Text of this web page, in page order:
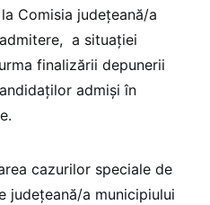
Comisia județeană/a
a situației
finalizării depunerii
admiși în
cazurilor speciale de
județeană/a municipiului